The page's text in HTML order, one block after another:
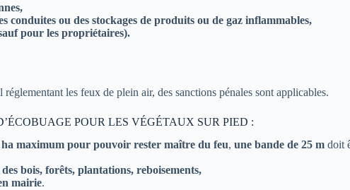
conduites ou des stockages de produits ou de gaz inflammables,
pour les propriétaires).
les feux de plein air, des sanctions pénales sont applicables.
POUR LES VÉGÉTAUX SUR PIED :
ha maximum pour pouvoir rester maître du feu, une bande de 25 m doit
bois, forêts, plantations, reboisements,
mairie.